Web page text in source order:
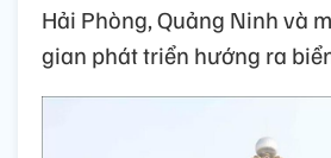
Hải Phòng, Quảng Ninh và
gian phát triển hướng ra